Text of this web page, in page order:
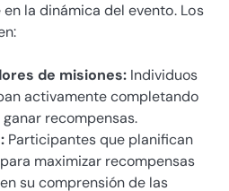
la dinámica del evento. Los
de misiones: Individuos
activamente completando
recompensas.
Participantes que planifican
maximizar recompensas
su comprensión de las